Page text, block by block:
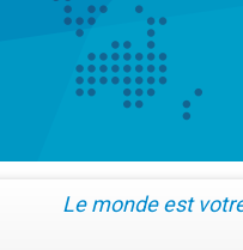
Le monde est